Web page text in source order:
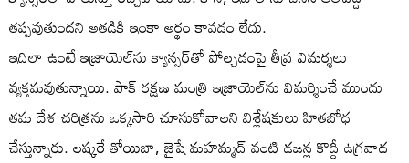
తప్పవుతుందని అతడికి ఇంకా అర్థం కావడం లేదు.
ఇదిలా ఉంటే ఇజ్రాయెల్‌ను క్యాన్సర్‌తో పోల్చడంపై తీవ్ర విమర్శలు
వ్యక్తమవుతున్నాయి. పాక్ రక్షణ మంత్రి ఇజ్రాయెల్‌ను విమర్శించే ముందు
తమ దేశ చరిత్రను ఒక్కసారి చూసుకోవాలని విశ్లేషకులు హితబోధ
చేస్తున్నారు. లష్కరే తోయిబా, జైషే మహమ్మద్ వంటి డజన్ల కొద్దీ ఉగ్రవాద